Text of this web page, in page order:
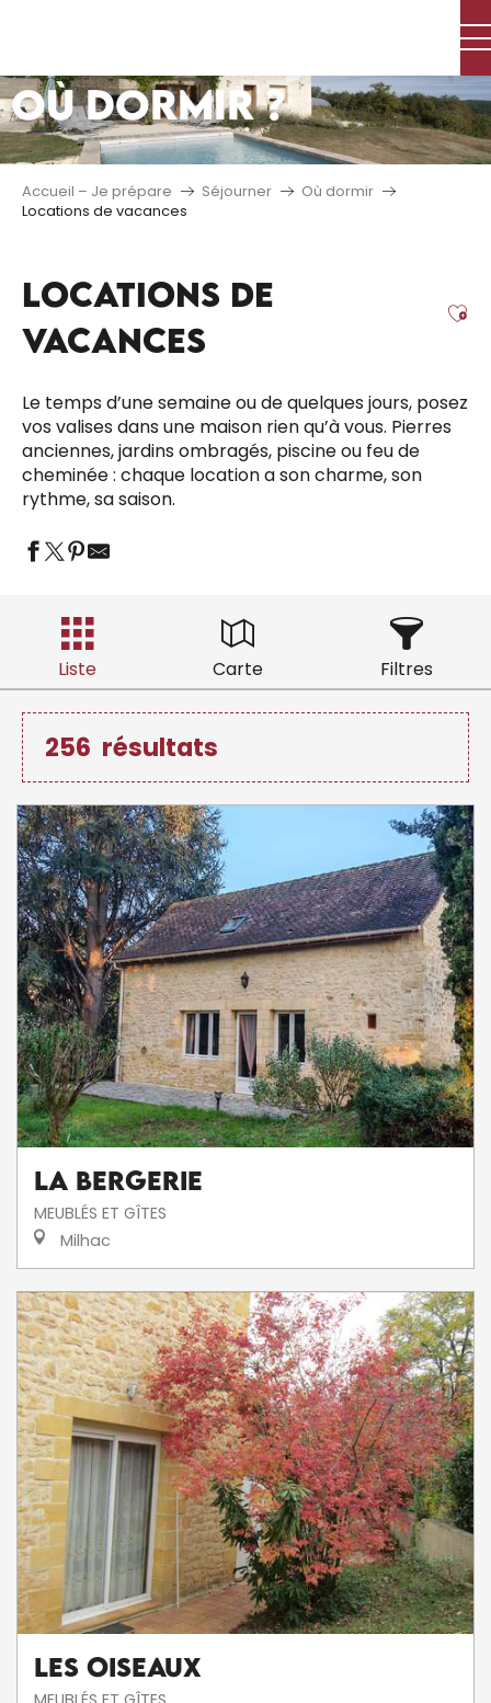
principal
OÙ DORMIR ?
Accueil – Je prépare Séjourner
Où dormir
Locations de vacances
LOCATIONS DE
VACANCES
Le temps d’une semaine ou de quelques jours, posez
vos valises dans une maison rien qu’à vous. Pierres
anciennes, jardins ombragés, piscine ou feu de
cheminée : chaque location a son charme, son
rythme, sa saison.
Liste Carte Filtres
256 résultats
La Bergerie
MEUBLÉS ET GÎTES
Milhac
Les Oiseaux